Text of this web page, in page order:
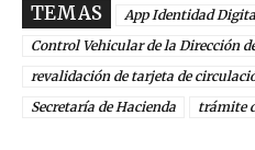
TEMAS
App Identidad
Control Vehicular de la Dirección
revalidación de tarjeta de
Secretaría de Hacienda
trámite